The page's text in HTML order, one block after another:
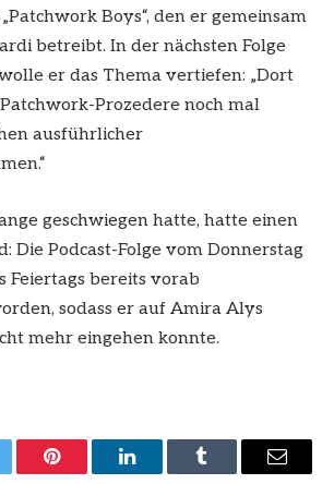
Boys“, den er gemeinsam
betreibt. In der nächsten Folge
er das Thema vertiefen: „Dort
Prozedere noch mal
ausführlicher
geschwiegen hatte, hatte einen
Die Podcast-Folge vom Donnerstag
Feiertags bereits vorab
sodass er auf Amira Alys
mehr eingehen konnte.
Pinterest LinkedInTumblr Email